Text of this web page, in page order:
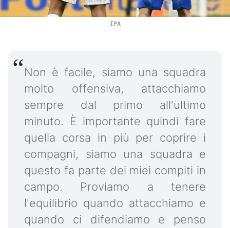
IPA
Non è facile, siamo una squadra
molto offensiva, attacchiamo
sempre dal primo all'ultimo
minuto. È importante quindi fare
quella corsa in più per coprire i
compagni, siamo una squadra e
questo fa parte dei miei compiti in
campo. Proviamo a tenere
l'equilibrio quando attacchiamo e
quando ci difendiamo e penso